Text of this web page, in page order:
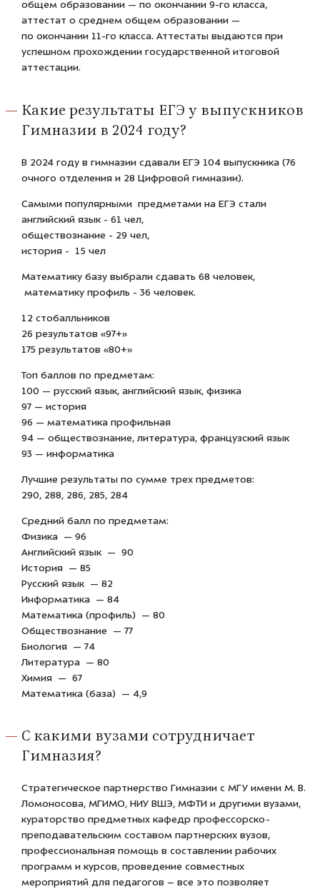
общем образовании — по окончании 9-го класса,
аттестат о среднем общем образовании —
по окончании 11-го класса. Аттестаты выдаются при
успешном прохождении государственной итоговой
аттестации.
Какие результаты ЕГЭ у выпускников
Гимназии в 2024 году?
В 2024 году в гимназии сдавали ЕГЭ 104 выпускника (76
очного отделения и 28 Цифровой гимназии).
Самыми популярными предметами на ЕГЭ стали
английский язык - 61 чел,
обществознание - 29 чел,
история - 15 чел
Математику базу выбрали сдавать 68 человек,
математику профиль - 36 человек.
12 стобалльников
26 результатов «97+»
175 результатов «80+»
Топ баллов по предметам:
100 — русский язык, английский язык, физика
97 — история
96 — математика профильная
94 — обществознание, литература, французский язык
93 — информатика
Лучшие результаты по сумме трех предметов:
290, 288, 286, 285, 284
Средний балл по предметам:
Физика — 96
Английский язык — 90
История — 85
Русский язык — 82
Информатика — 84
Математика (профиль) — 80
Обществознание — 77
Биология — 74
Литература — 80
Химия — 67
Математика (база) — 4,9
С какими вузами сотрудничает
Гимназия?
Стратегическое партнерство Гимназии с МГУ имени М. В.
Ломоносова, МГИМО, НИУ ВШЭ, МФТИ и другими вузами,
кураторство предметных кафедр профессорско-
преподавательским составом партнерских вузов,
профессиональная помощь в составлении рабочих
программ и курсов, проведение совместных
мероприятий для педагогов – все это позволяет